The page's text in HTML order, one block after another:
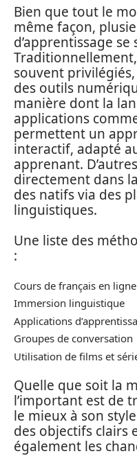
Bien que tout le
même façon,
d’apprentissage
souvent
des outils
manière dont la
applications
permettent un
interactif, adapté
apprenant.
directement dans
des natifs via des
linguistiques.
Une liste des
:
Cours de français en ligne
Immersion linguistique
Applications
Groupes de conversation
Utilisation de films et
Quelle que soit la
l’important est de
le mieux à son
des objectifs clairs
également les